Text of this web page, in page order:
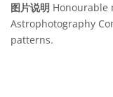
图片说明 Honourable
Astrophotography
patterns.